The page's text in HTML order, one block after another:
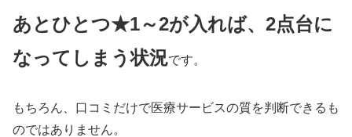
あとひとつ★1～2が入れば、2点台に
なってしまう状況です。
もちろん、口コミだけで医療サービスの質を判断できるも
のではありません。